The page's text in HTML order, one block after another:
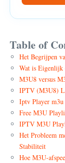
Table of
Het Begrijpen
Wat is Eigenlijk
M3U8 versus
IPTV (M3U8)
Iptv Player
Free M3U
IPTV M3U
Het Probleem
Stabiliteit
Hoe M3U-